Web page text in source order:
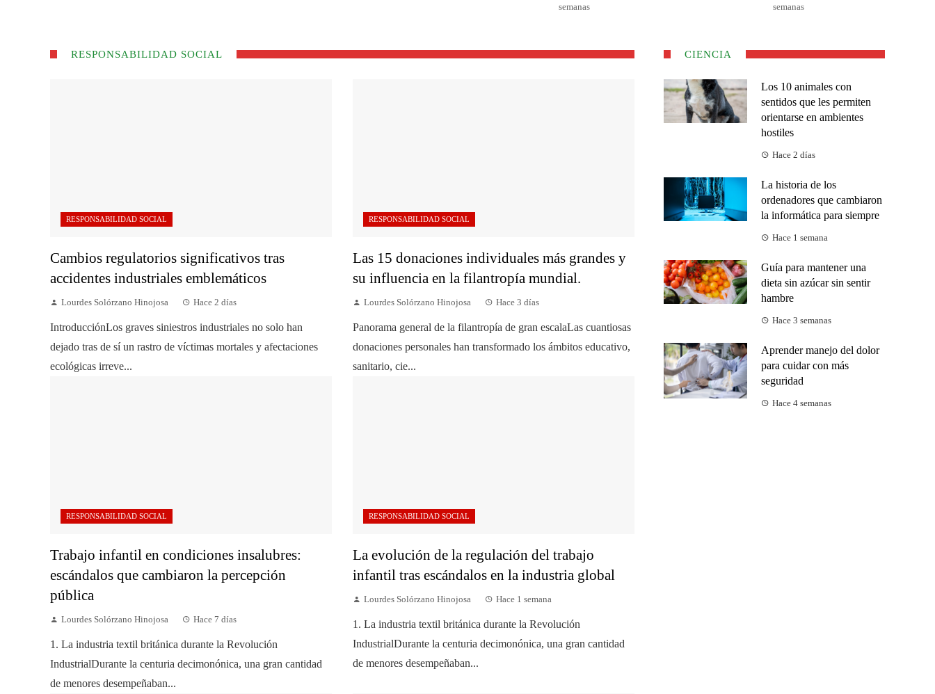
semanas
semanas
RESPONSABILIDAD SOCIAL
RESPONSABILIDAD SOCIAL
Cambios regulatorios significativos tras
accidentes industriales emblemáticos
Lourdes Solórzano Hinojosa Hace 2 días
IntroducciónLos graves siniestros industriales no solo han
dejado tras de sí un rastro de víctimas mortales y afectaciones
ecológicas irreve...
RESPONSABILIDAD SOCIAL
Las 15 donaciones individuales más grandes y
su influencia en la filantropía mundial.
Lourdes Solórzano Hinojosa Hace 3 días
Panorama general de la filantropía de gran escalaLas cuantiosas
donaciones personales han transformado los ámbitos educativo,
sanitario, cie...
RESPONSABILIDAD SOCIAL
Trabajo infantil en condiciones insalubres:
escándalos que cambiaron la percepción
pública
Lourdes Solórzano Hinojosa Hace 7 días
1. La industria textil británica durante la Revolución
IndustrialDurante la centuria decimonónica, una gran cantidad
de menores desempeñaban...
RESPONSABILIDAD SOCIAL
La evolución de la regulación del trabajo
infantil tras escándalos en la industria global
Lourdes Solórzano Hinojosa Hace 1 semana
1. La industria textil británica durante la Revolución
IndustrialDurante la centuria decimonónica, una gran cantidad
de menores desempeñaban...
CIENCIA
Los 10 animales con
sentidos que les permiten
orientarse en ambientes
hostiles
Hace 2 días
La historia de los
ordenadores que cambiaron
la informática para siempre
Hace 1 semana
Guía para mantener una
dieta sin azúcar sin sentir
hambre
Hace 3 semanas
Aprender manejo del dolor
para cuidar con más
seguridad
Hace 4 semanas